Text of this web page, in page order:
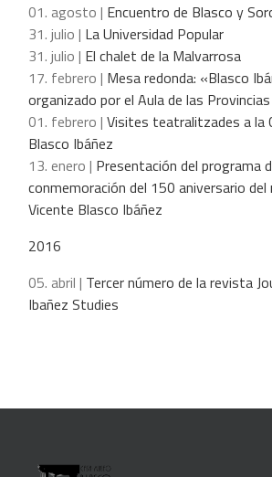
01. agosto | Encuentro de Blasco y
31. julio | La Universidad Popular
31. julio | El chalet de la Malvarrosa
17. febrero | Mesa redonda: «Blasco
organizado por el Aula de las Provincias
01. febrero | Visites teatralitzades a la
Blasco Ibáñez
13. enero | Presentación del programa
conmemoración del 150 aniversario
Vicente Blasco Ibáñez
2016
05. abril | Tercer número de la revista
Ibañez Studies